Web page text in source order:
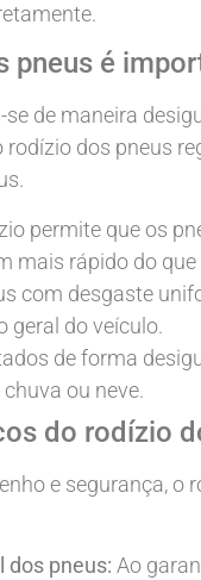
pneus é
de maneira
rodízio dos pneus
permite que os
mais rápido do
com desgaste
geral do veículo.
de forma
ou neve.
do rodízio
e segurança,
dos pneus: Ao